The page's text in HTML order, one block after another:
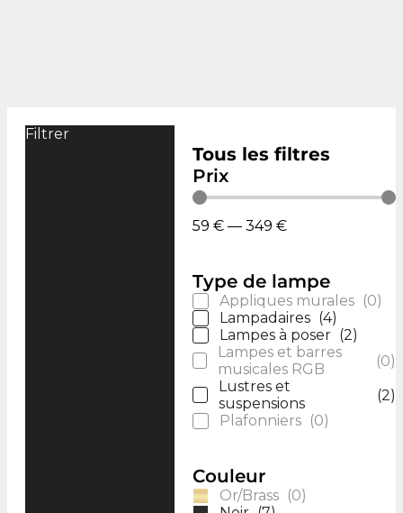
Filtrer
Tous les filtres
Prix
59 € — 349 €
Type de lampe
Appliques murales (0)
Lampadaires (4)
Lampes à poser (2)
Lampes et barres
musicales RGB
(0)
Lustres et
suspensions
(2)
Plafonniers (0)
Couleur
Or/Brass (0)